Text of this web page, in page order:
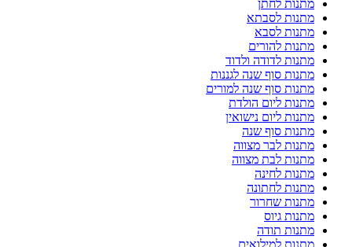
מתנות לחתן
מתנות לסבתא
מתנות לסבא
מתנות להורים
מתנות לדודה ולדוד
מתנות סוף שנה לגננות
מתנות סוף שנה למורים
מתנות ליום הולדת
מתנות ליום נישואין
מתנות סוף שנה
מתנות לבר מצווה
מתנות לבת מצווה
מתנות לחינה
מתנות לחתונה
מתנות שחרור
מתנות גיוס
מתנות תודה
מתנות למילואים